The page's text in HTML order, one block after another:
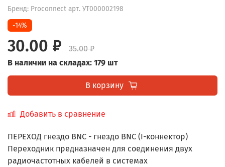
Бренд: Proconnect арт. УТ000002198
-14%
30.00 ₽
35.00 ₽
В наличии на складах: 179 шт
В корзину
Добавить в сравнение
ПЕРЕХОД гнездо BNC - гнездо BNC (I-коннектор)
Переходник предназначен для соединения двух
радиочастотных кабелей в системах